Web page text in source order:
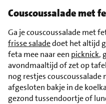
Couscoussalade met
Ga je couscoussalade met
frisse saladedoet het altijd
feta mee naar een picknick,
avondmaaltijd of zet op
nog restjes couscoussalade
afgesloten bakje in de
gezond tussendoortje of